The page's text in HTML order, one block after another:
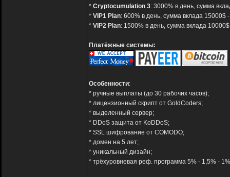
* Cryptocumulation 3: 3000% в день, сумма
* VIP1 Plan: 600% в день, сумма вклада 15000$
* VIP2 Plan: 1500% в день, сумма вклада
Платёжные системы:
Особенности:
* ручные выплаты (до 30 рабочих часов);
* лицензионный скрипт от GoldCoders;
* выделенный сервер;
* DDoS защита от KoDDoS;
* SSL шифрование от COMODO;
* домен на 5 лет;
* уникальный дизайн;
* трёхуровневая реф. программа 5% - 1,5% -